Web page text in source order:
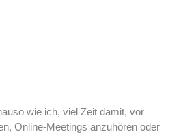
wie ich, viel Zeit damit, vor
Online-Meetings anzuhören oder